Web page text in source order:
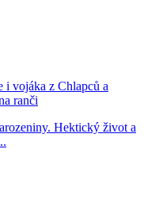
i vojáka z Chlapců a
ranči
Hektický život a